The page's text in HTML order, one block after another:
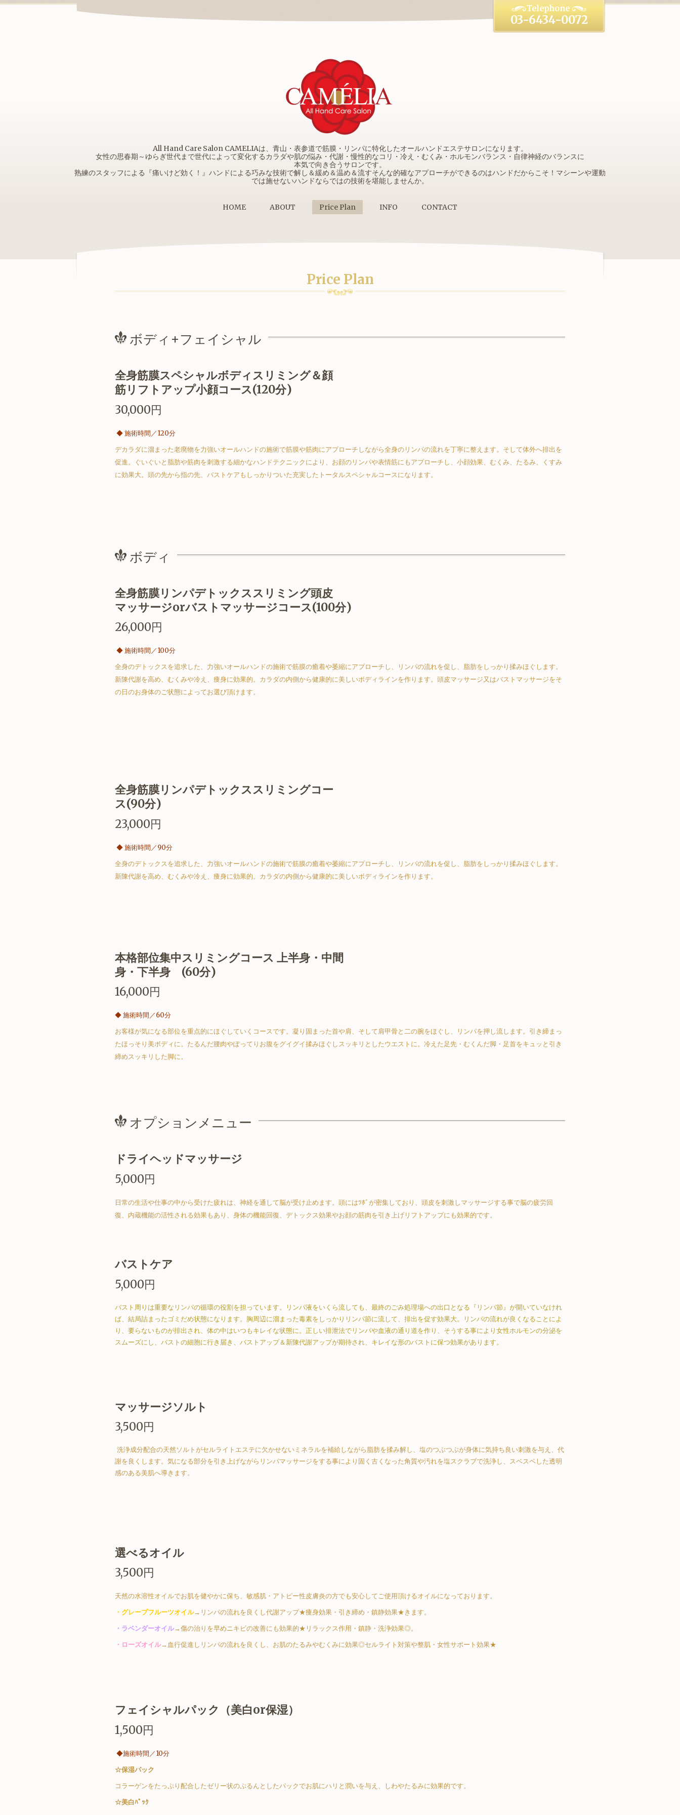
All Hand Care Salon CAMELIAは、青山・表参道で筋膜・リンパに特化したオールハンドエステサロンになります。
女性の思春期～ゆらぎ世代まで世代によって変化するカラダや肌の悩み・代謝・慢性的なコリ・冷え・むくみ・ホルモンバランス・自律神経のバランスに
本気で向き合うサロンです。
熟練のスタッフによる『痛いけど効く！』ハンドによる巧みな技術で解し＆緩め＆温め＆流すそんな的確なアプローチができるのはハンドだからこそ！マシーンや運動
では施せないハンドならではの技術を堪能しませんか。
03-6434-0072
HOME ABOUT Price Plan INFO CONTACT
Price Plan
ボディ+フェイシャル
全身筋膜スペシャルボディスリミング＆顔
筋リフトアップ小顔コース(120分)
30,000円
◆施術時間／120分
デカラダに溜まった老廃物を力強いオールハンドの施術で筋膜や筋肉にアプローチしながら全身のリンパの流れを丁寧に整えます。そして体外へ排出を
促進。ぐいぐいと脂肪や筋肉を刺激する細かなハンドテクニックにより、お顔のリンパや表情筋にもアプローチし、小顔効果、むくみ、たるみ、くすみ
に効果大。頭の先から指の先、バストケアもしっかりついた充実したトータルスペシャルコースになります。
ボディ
全身筋膜リンパデトックススリミング頭皮
マッサージorバストマッサージコース(100分)
26,000円
◆施術時間／100分
全身のデトックスを追求した、力強いオールハンドの施術で筋膜の癒着や萎縮にアプローチし、リンパの流れを促し、脂肪をしっかり揉みほぐします。
新陳代謝を高め、むくみや冷え、痩身に効果的。カラダの内側から健康的に美しいボディラインを作ります。頭皮マッサージ又はバストマッサージをそ
の日のお身体のご状態によってお選び頂けます。
全身筋膜リンパデトックススリミングコー
ス(90分)
23,000円
◆施術時間／90分
全身のデトックスを追求した、力強いオールハンドの施術で筋膜の癒着や萎縮にアプローチし、リンパの流れを促し、脂肪をしっかり揉みほぐします。
新陳代謝を高め、むくみや冷え、痩身に効果的。カラダの内側から健康的に美しいボディラインを作ります。
本格部位集中スリミングコース 上半身・中間
身・下半身 (60分)
16,000円
◆施術時間／60分
お客様が気になる部位を重点的にほぐしていくコースです。 凝り固まった首や肩、そして肩甲骨と二の腕をほぐし、リンパを押し流します。引き締まっ
たほっそり美ボディに。たるんだ腰肉やぽってりお腹をグイグイ揉みほぐしスッキリとしたウエストに。冷えた足先・むくんだ脚・足首をキュッと引き
締めスッキリした脚に。
オプションメニュー
ドライヘッドマッサージ
5,000円
日常の生活や仕事の中から受けた疲れは、神経を通して脳が受け止めます。頭にはﾂﾎﾞが密集しており、頭皮を刺激しマッサージする事で脳の疲労回
復、内蔵機能の活性される効果もあり、身体の機能回復、デトックス効果やお顔の筋肉を引き上げリフトアップにも効果的です。
バストケア
5,000円
バスト周りは重要なリンパの循環の役割を担っています。リンパ液をいくら流しても、最終のごみ処理場への出口となる『リンパ節』が開いていなけれ
ば、結局詰まったゴミだめ状態になります。胸周辺に溜まった毒素をしっかりリンパ節に流して、排出を促す効果大。リンパの流れが良くなることによ
り、要らないものが排出され、体の中はいつもキレイな状態に。正しい排泄法でリンパや血液の通り道を作り、そうする事により女性ホルモンの分泌を
スムーズにし、バストの細胞に行き届き、バストアップ＆新陳代謝アップが期待され、キレイな形のバストに保つ効果があります。
マッサージソルト
3,500円
洗浄成分配合の天然ソルトがセルライトエステに欠かせないミネラルを補給しながら脂肪を揉み解し、塩のつぶつぶが身体に気持ち良い刺激を与え、代
謝を良くします。気になる部分を引き上げながらリンパマッサージをする事により固く古くなった角質や汚れを塩スクラブで洗浄し、スベスベした透明
感のある美肌へ導きます。
選べるオイル
3,500円
天然の水溶性オイルでお肌を健やかに保ち、敏感肌・アトピー性皮膚炎の方でも安心してご使用頂けるオイルになっております。
・グレープフルーツオイル→リンパの流れを良くし代謝アップ★痩身効果・引き締め・鎮静効果★ きます。
・ラベンダーオイル→傷の治りを早めニキビの改善にも効果的★リラックス作用・鎮静・洗浄効果◎。
・ローズオイル→血行促進しリンパの流れを良くし、お肌のたるみやむくみに効果◎セルライト対策や整肌・女性サポート効果★
フェイシャルパック（美白or保湿）
1,500円
◆施術時間／10分
☆保湿パック
コラーゲンをたっぷり配合したゼリー状のぷるんとしたパックでお肌にハリと潤いを与え、しわやたるみに効果的です。
☆美白ﾊﾟｯｸ